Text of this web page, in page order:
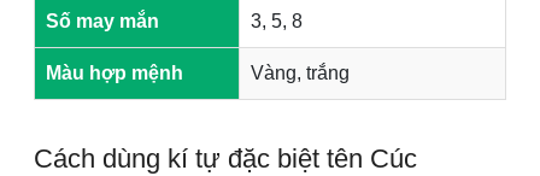
Số may mắn 3, 5, 8
Màu hợp mệnh Vàng, trắng
Cách dùng kí tự đặc biệt tên Cúc